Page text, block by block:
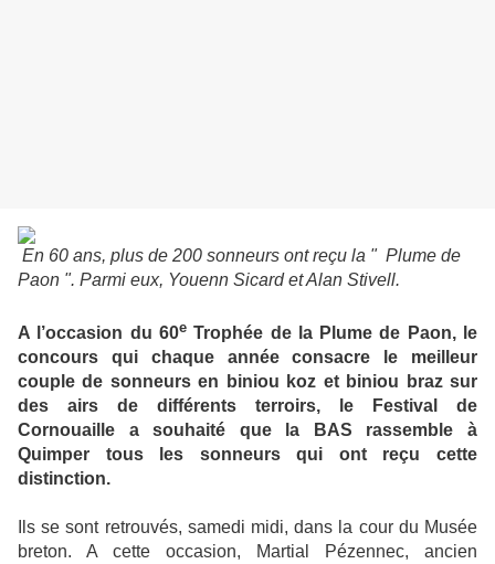
En 60 ans, plus de 200 sonneurs ont reçu la " Plume de
Paon ". Parmi eux, Youenn Sicard et Alan Stivell.
A l’occasion du 60eTrophée de la Plume de Paon, le
concours qui chaque année consacre le meilleur
couple de sonneurs en biniou koz et biniou braz sur
des airs de différents terroirs, le Festival de
Cornouaille a souhaité que la BAS rassemble à
Quimper tous les sonneurs qui ont reçu cette
distinction.
Ils se sont retrouvés, samedi midi, dans la cour du Musée
breton. A cette occasion, Martial Pézennec, ancien